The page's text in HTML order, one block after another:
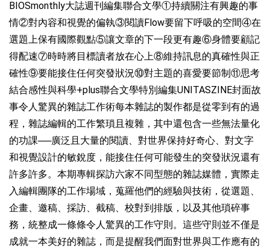
BIOSmonthly大誌週刊編集聯合文學①持續關注有興趣的事
情②對內容和視覺的偏執③閱讀Flow要留下呼吸的空間④在
選題上保有國際觀點⑤讓文章的下一段更有趣⑥身體要顧記
得配速⑦時時將目標讀者放在心上⑧維持訊息的真確性與正
確性⑨要能接住任何突發狀況⑩對主題的喜愛要節制⑪思考
結合感性與科學+plus聯合文學特別編集UNITASZINE封面故
事令人驚異的雜誌工作術每本雜誌的製作都是從零到有的過
程，雜誌編輯的工作繁瑣且複雜，其中還包含一些無法量化
的功課──廣泛且大量的閱讀、對世界保持好奇心、對文字
和視覺設計的敏銳度，能接住任何可能發生的突發狀況還有
許多許多。本期專輯探訪六家不同型態的雜誌媒體，實際走
入編輯團隊的工作場域，蒐羅他們的經驗與技術，從選題、
企畫、邀稿、採訪、截稿、校對到排版，以及其他瑣碎事
務，統整成一條條令人驚異的工作守則。這些守則並不僅是
成就一本美好的雜誌，而是提醒我們面對世界與工作應有的